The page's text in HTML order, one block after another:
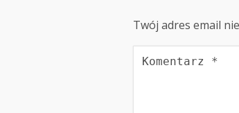
Twój adres email